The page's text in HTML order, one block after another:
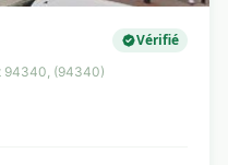
Vérifié
94340, (94340)